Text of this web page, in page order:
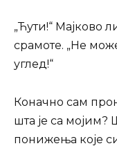
„Ћути!“ Мајково
срамоте. „Не
углед!“
Коначно сам
шта је са мојим?
понижења које